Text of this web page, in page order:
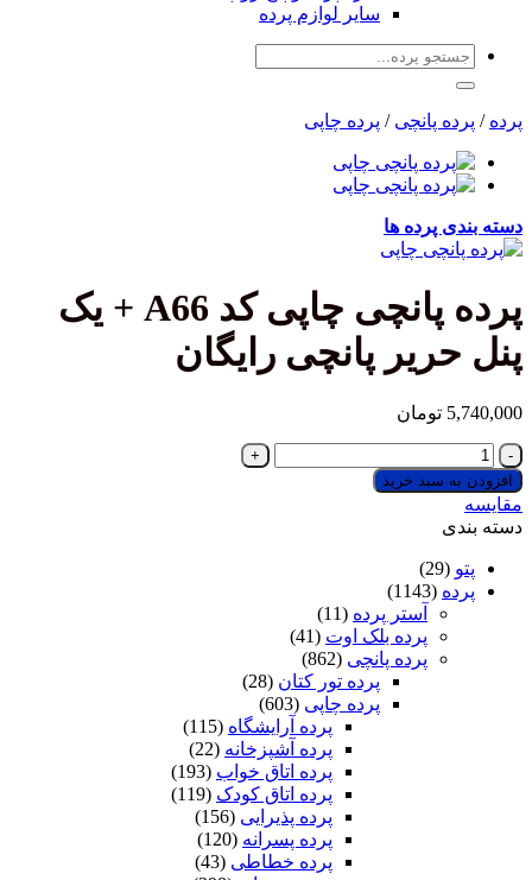
سایر لوازم پرده
جستجو
پرده / پرده پانچی / پرده چاپی
دسته بندی پرده ها
پرده پانچی چاپی کد A66 + یک
پنل حریر پانچی رایگان
5,740,000 تومان
پرده
پانچی
چاپی
کد
A66
یک
افزودن به سبد خرید
مقایسه
دسته بندی
پتو (29)
پرده (1143)
آستر پرده (11)
پرده بلک اوت (41)
پرده پانچی (862)
پرده تور کتان (28)
پرده چاپی (603)
پرده آرایشگاه (115)
پرده آشپزخانه (22)
پرده اتاق خواب (193)
پرده اتاق کودک (119)
پرده پذیرایی (156)
پرده پسرانه (120)
پرده خطاطی (43)